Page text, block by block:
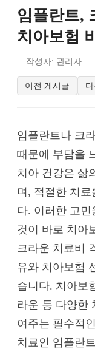
임플란트,
치아보험
작성자: 관리자
이전 게시글
임플란트나 크
때문에 부담을
치아 건강은 삶
며, 적절한 치료
다. 이러한 고
것이 바로 치아
크라운 치료비
유와 치아보험
습니다. 치아보
라운 등 다양한
여주는 필수적
치료인 임플란